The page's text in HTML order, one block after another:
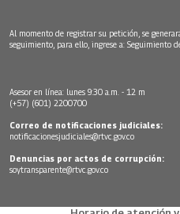
Al momento de registrar su petición, se
seguimiento, para ello, ingrese a: Seguimiento
Asesor en línea: lunes 9:30 a.m. - 12 m
(+57) (601) 2200700
Correo de notificaciones judiciales:
notificacionesjudiciales@rtvc.gov.co
Denuncias por actos de corrupción:
soytransparente@rtvc.gov.co